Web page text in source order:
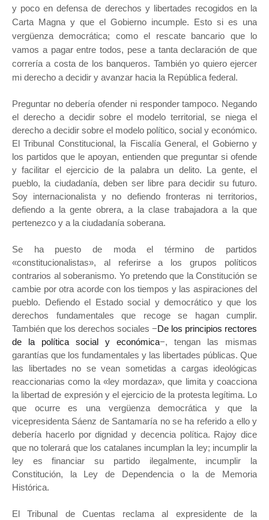
y poco en defensa de derechos y libertades recogidos en la
Carta Magna y que el Gobierno incumple. Esto si es una
vergüenza democrática; como el rescate bancario que lo
vamos a pagar entre todos, pese a tanta declaración de que
correría a costa de los banqueros. También yo quiero ejercer
mi derecho a decidir y avanzar hacia la República federal.
Preguntar no debería ofender ni responder tampoco. Negando
el derecho a decidir sobre el modelo territorial, se niega el
derecho a decidir sobre el modelo político, social y económico.
El Tribunal Constitucional, la Fiscalía General, el Gobierno y
los partidos que le apoyan, entienden que preguntar si ofende
y facilitar el ejercicio de la palabra un delito. La gente, el
pueblo, la ciudadanía, deben ser libre para decidir su futuro.
Soy internacionalista y no defiendo fronteras ni territorios,
defiendo a la gente obrera, a la clase trabajadora a la que
pertenezco y a la ciudadanía soberana.
Se ha puesto de moda el término de partidos
«constitucionalistas», al referirse a los grupos políticos
contrarios al soberanismo. Yo pretendo que la Constitución se
cambie por otra acorde con los tiempos y las aspiraciones del
pueblo. Defiendo el Estado social y democrático y que los
derechos fundamentales que recoge se hagan cumplir.
También que los derechos sociales −De los principios rectores
de la política social y económica−, tengan las mismas
garantías que los fundamentales y las libertades públicas. Que
las libertades no se vean sometidas a cargas ideológicas
reaccionarias como la «ley mordaza», que limita y coacciona
la libertad de expresión y el ejercicio de la protesta legítima. Lo
que ocurre es una vergüenza democrática y que la
vicepresidenta Sáenz de Santamaría no se ha referido a ello y
debería hacerlo por dignidad y decencia política. Rajoy dice
que no tolerará que los catalanes incumplan la ley; incumplir la
ley es financiar su partido ilegalmente, incumplir la
Constitución, la Ley de Dependencia o la de Memoria
Histórica.
El Tribunal de Cuentas reclama al expresidente de la